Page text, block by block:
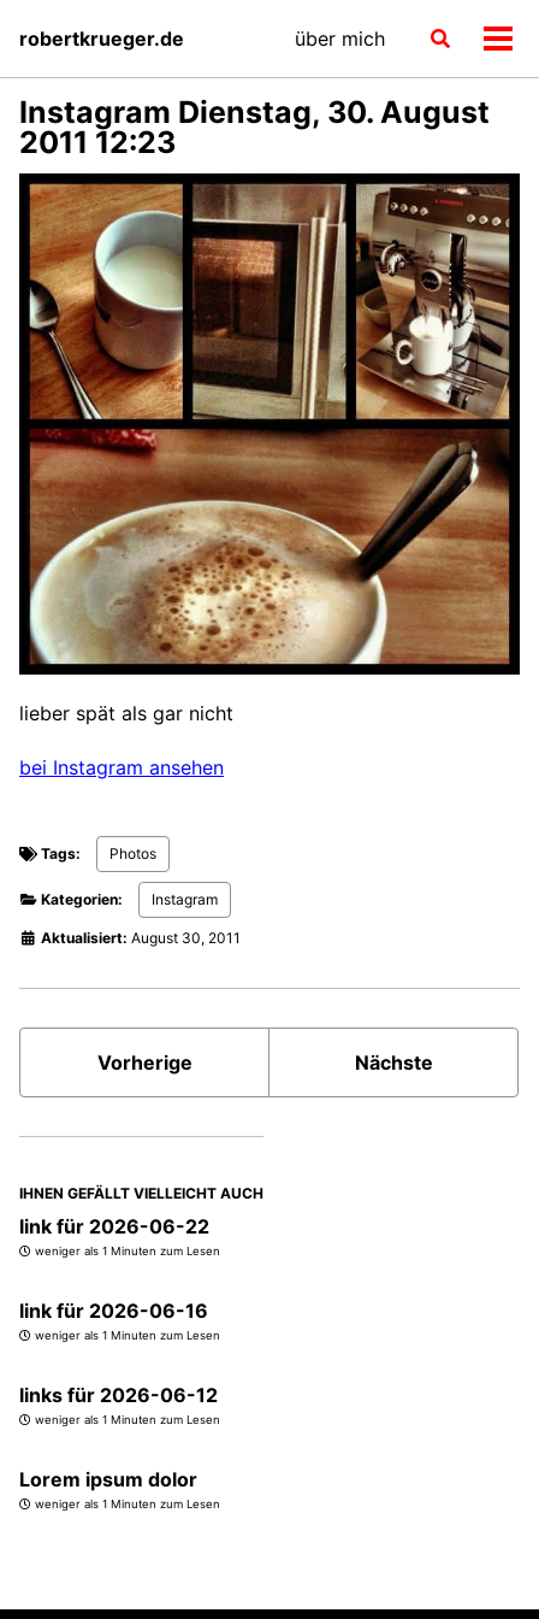
primary
navigation
content
footer
robertkrueger.de über mich
Toggle
Instagram Dienstag, 30. August
2011 12:23
lieber spät als gar nicht
bei Instagram ansehen
Tags: Photos
Kategorien: Instagram
Aktualisiert: August 30, 2011
Vorherige Nächste
IHNEN GEFÄLLT VIELLEICHT AUCH
link für 2026-06-22
weniger als 1 Minuten zum Lesen
link für 2026-06-16
weniger als 1 Minuten zum Lesen
links für 2026-06-12
weniger als 1 Minuten zum Lesen
Lorem ipsum dolor
weniger als 1 Minuten zum Lesen